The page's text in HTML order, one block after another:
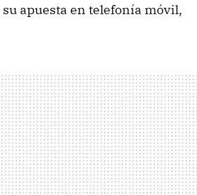
apuesta en telefonía móvil,